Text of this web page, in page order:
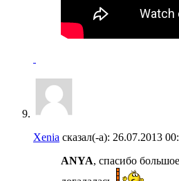
Xenia сказал(-а): 26.07.2013
ANYA, спасибо